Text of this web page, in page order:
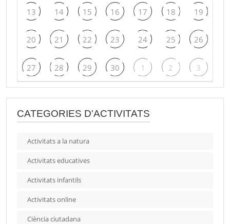
13 14 15 16 17 18 19
20 21 22 23 24 25 26
27 28 29 30 1 2 3
CATEGORIES D'ACTIVITATS
Activitats a la natura
Activitats educatives
Activitats infantils
Activitats online
Ciència ciutadana